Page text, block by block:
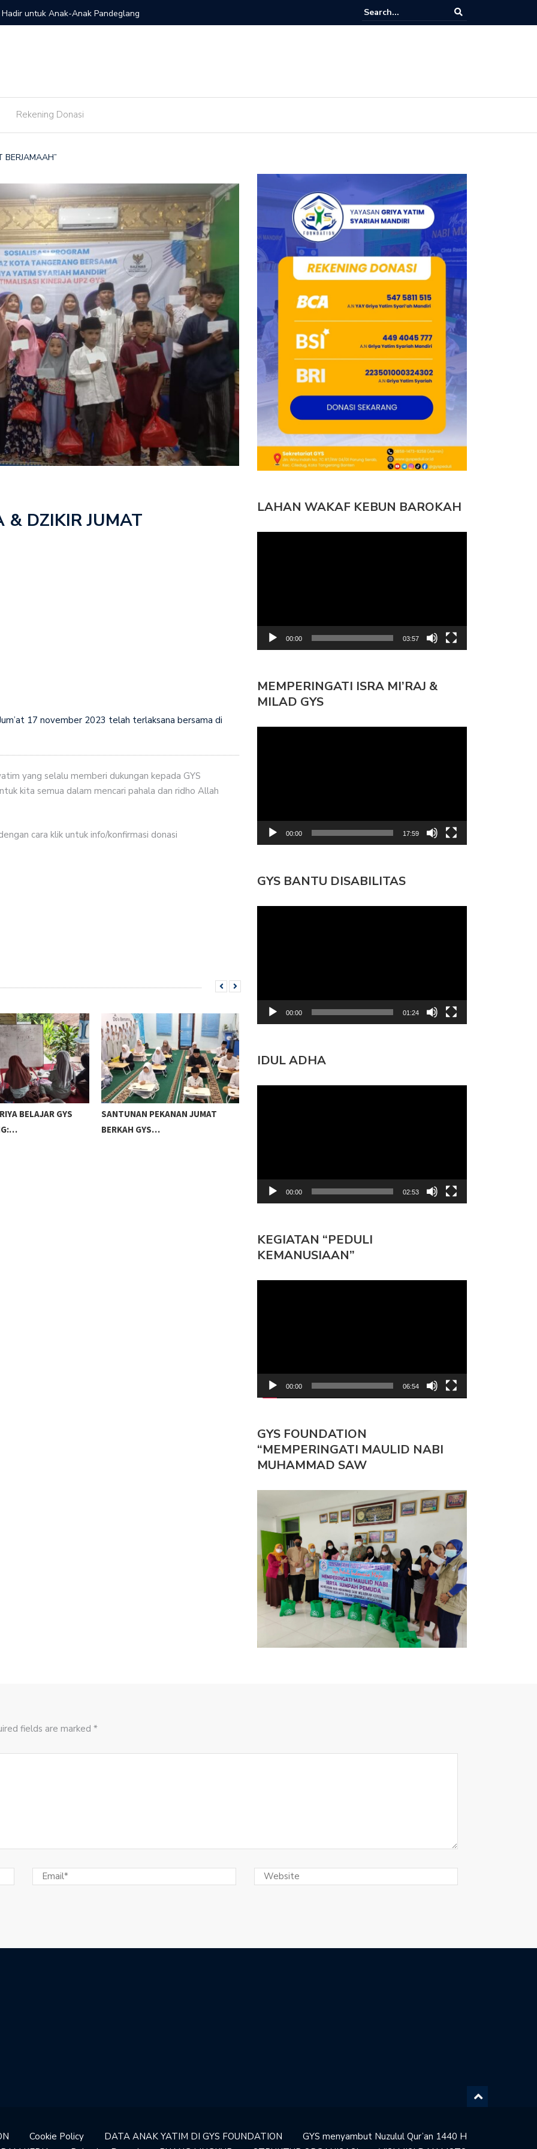
untuk Anak-Anak Pandeglang TPQ GYS Rutin Setiap Jumat: Menumbuhkan Kecintaan Anak terhadap Al-
Rekening Donasi
BERJAMAAH”
& DZIKIR JUMAT
17 november 2023 telah terlaksana bersama di
yang selalu memberi dukungan kepada GYS
kita semua dalam mencari pahala dan ridho Allah
cara klik untuk info/konfirmasi donasi
JUMAT
SANTUNAN, DOA BERSAMA, DAN
JUMAT…
LAHAN WAKAF KEBUN BAROKAH
00:00 03:57
MEMPERINGATI ISRA MI’RAJ &
MILAD GYS
00:00 17:59
GYS BANTU DISABILITAS
00:00 01:24
IDUL ADHA
00:00 02:53
KEGIATAN “PEDULI
KEMANUSIAAN”
00:00 06:54
GYS FOUNDATION
“MEMPERINGATI MAULID NABI
MUHAMMAD SAW
fields are marked *
Cookie Policy DATA ANAK YATIM DI GYS FOUNDATION
GYS menyambut Nuzulul Qur’an 1440 H